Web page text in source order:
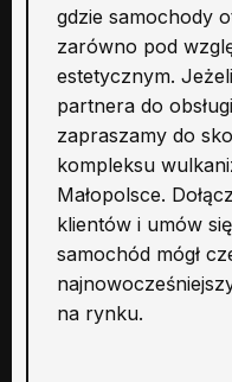
gdzie samochody
zarówno pod
estetycznym.
partnera do
zapraszamy do
kompleksu
Małopolsce.
klientów i umów
samochód mógł
na rynku.